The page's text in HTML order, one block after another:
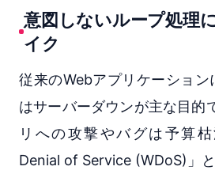
意図しないループ処理
イク
従来のWebアプリケーション
はサーバーダウンが主な目的
リへの攻撃やバグは予算
Denial of Service (WDoS)」と